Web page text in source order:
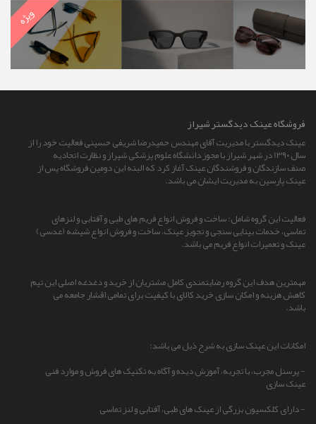
ویژه
فروشگاه عينک ديدگستر شيراز
عینک دیدگستر با مدیریت آقای مهندس حمیدرضا شریفی حسینی فعالیت خود را از
سال 13۹۰ در شهر شیراز با مجوز دانشگاه علوم پزشکی شیراز و نظارت اتحادیه
صنف سازندگان و فروشندگان عینک آغاز کرد که البته این دومین فروشگاه پس از
عینک پارسین به مدیریت ایشان می باشد.
فعالیت این گروه شامل: ساخت و فروش انواع فریم های طبی و آفتابی و لنزهای
تماسی، خدمات بینایی سنجی و تجویز عینک، ساخت و فروش انواع شیشه (عدسی)
عینک و تعمیرات انواع فریم می باشد.
مهمترین هدف این گروه رضایتمندی کامل مشتریان از خرید و دغدغه اصلی این تیم
کاهش هزینه و امکان سازی خرید کالای با کیفیت برای تمامی اقشار جامعه می
باشد.
امکانات این عینک سازی به شرح ذیل می باشد:
- پرسنل مجرب، با تجربه، آموزش دیده و آگاه به تکنیک های فروش و موارد فنی
عینک سازی
- دارای کلکسیون بزرگی از عینک های طبی، آفتابی و لنز تماسی